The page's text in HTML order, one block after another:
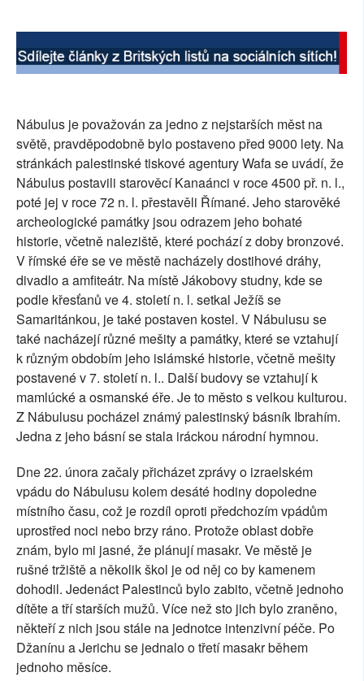
Nábulus je považován za jedno z nejstarších měst na
světě, pravděpodobně bylo postaveno před 9000 lety. Na
stránkách palestinské tiskové agentury Wafa se uvádí, že
Nábulus postavili starověcí Kanaánci v roce 4500 př. n. l.,
poté jej v roce 72 n. l. přestavěli Římané. Jeho starověké
archeologické památky jsou odrazem jeho bohaté
historie, včetně naleziště, které pochází z doby bronzové.
V římské éře se ve městě nacházely dostihové dráhy,
divadlo a amfiteátr. Na místě Jákobovy studny, kde se
podle křesťanů ve 4. století n. l. setkal Ježíš se
Samaritánkou, je také postaven kostel. V Nábulusu se
také nacházejí různé mešity a památky, které se vztahují
k různým obdobím jeho islámské historie, včetně mešity
postavené v 7. století n. l.. Další budovy se vztahují k
mamlúcké a osmanské éře. Je to město s velkou kulturou.
Z Nábulusu pocházel známý palestinský básník Ibrahím.
Jedna z jeho básní se stala iráckou národní hymnou.
Dne 22. února začaly přicházet zprávy o izraelském
vpádu do Nábulusu kolem desáté hodiny dopoledne
místního času, což je rozdíl oproti předchozím vpádům
uprostřed noci nebo brzy ráno. Protože oblast dobře
znám, bylo mi jasné, že plánují masakr. Ve městě je
rušné tržiště a několik škol je od něj co by kamenem
dohodil. Jedenáct Palestinců bylo zabito, včetně jednoho
dítěte a tří starších mužů. Více než sto jich bylo zraněno,
někteří z nich jsou stále na jednotce intenzivní péče. Po
Džanínu a Jerichu se jednalo o třetí masakr během
jednoho měsíce.